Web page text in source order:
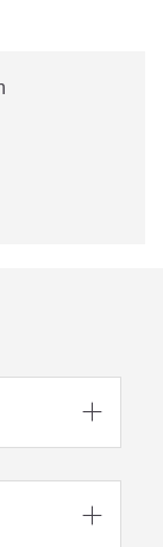

